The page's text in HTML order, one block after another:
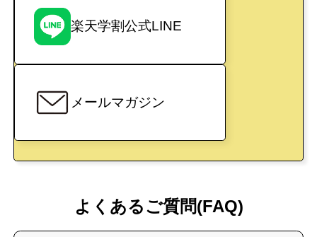
楽天学割公式LINE
メールマガジン
よくあるご質問(FAQ)